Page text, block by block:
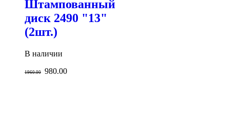
Штампованный
диск 2490 "13"
(2шт.)
В наличии
1960.00 980.00